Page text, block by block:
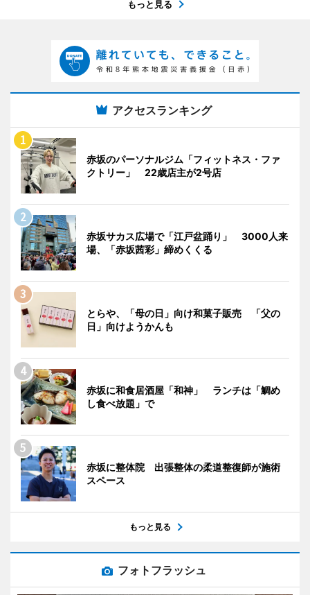
もっと見る
アクセスランキング
赤坂のパーソナルジム「フィットネス・ファ
クトリー」 22歳店主が2号店
赤坂サカス広場で「江戸盆踊り」 3000人来
場、「赤坂茜彩」締めくくる
とらや、「母の日」向け和菓子販売 「父の
日」向けようかんも
赤坂に和食居酒屋「和神」 ランチは「鯛め
し食べ放題」で
赤坂に整体院 出張整体の柔道整復師が施術
スペース
もっと見る
フォトフラッシュ